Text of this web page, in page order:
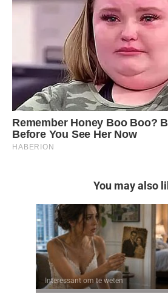
You may also
Interessant om te weten